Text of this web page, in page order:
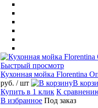
Быстрый просмотр
Кухонная мойка Florentina
руб. / шт В
Купить в 1 клик К
В избранное Под заказ